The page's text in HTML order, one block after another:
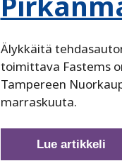
Älykkäitä
toimittava Fastems
Tampereen
marraskuuta.
Pirkanmaan
Lue artikkeli